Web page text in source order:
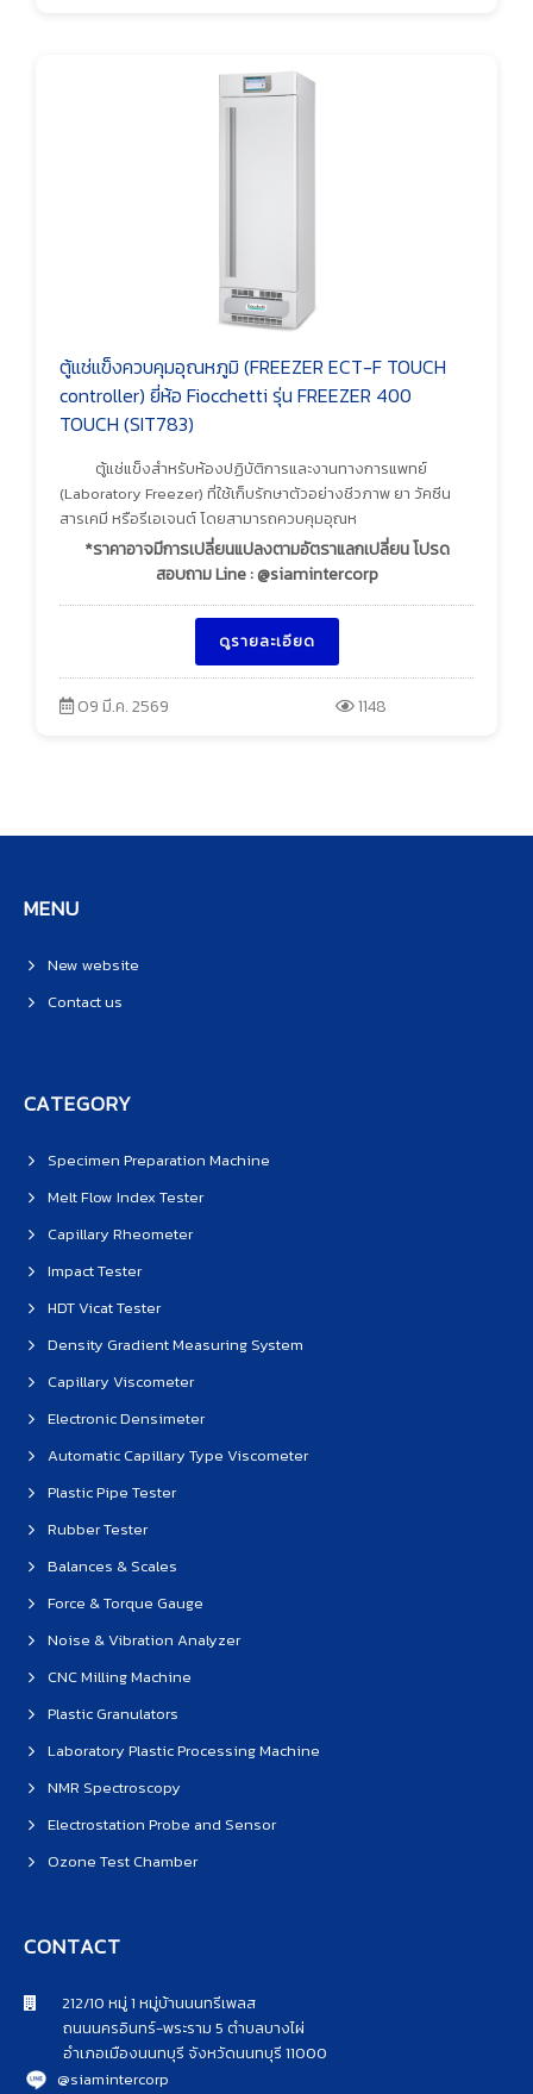
ตู้แช่แข็งควบคุมอุณหภูมิ (FREEZER ECT-F TOUCH
controller) ยี่ห้อ Fiocchetti รุ่น FREEZER 400
TOUCH (SIT783)
ตู้แช่แข็งสำหรับห้องปฏิบัติการและงานทางการแพทย์
(Laboratory Freezer) ที่ใช้เก็บรักษาตัวอย่างชีวภาพ ยา วัคซีน
สารเคมี หรือรีเอเจนต์ โดยสามารถควบคุมอุณห
*ราคาอาจมีการเปลี่ยนแปลงตามอัตราแลกเปลี่ยน โปรด
สอบถาม Line : @siamintercorp
ดูรายละเอียด
09 มี.ค. 2569 1148
MENU
New website
Contact us
CATEGORY
Specimen Preparation Machine
Melt Flow Index Tester
Capillary Rheometer
Impact Tester
HDT Vicat Tester
Density Gradient Measuring System
Capillary Viscometer
Electronic Densimeter
Automatic Capillary Type Viscometer
Plastic Pipe Tester
Rubber Tester
Balances & Scales
Force & Torque Gauge
Noise & Vibration Analyzer
CNC Milling Machine
Plastic Granulators
Laboratory Plastic Processing Machine
NMR Spectroscopy
Electrostation Probe and Sensor
Ozone Test Chamber
CONTACT
212/10 หมู่ 1 หมู่บ้านนนทรีเพลส
ถนนนครอินทร์-พระราม 5 ตำบลบางไผ่
อำเภอเมืองนนทบุรี จังหวัดนนทบุรี 11000
@siamintercorp